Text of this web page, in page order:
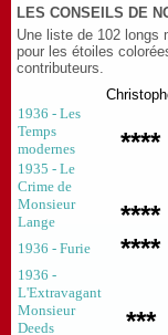
LES CONSEILS DE
Une liste de 102 longs
pour les étoiles
contributeurs.
1936 - Les
Temps
modernes
****
1935 - Le
Crime de
Monsieur
Lange
****
1936 - Furie ****
1936 -
L'Extravagant
Monsieur
Deeds
***